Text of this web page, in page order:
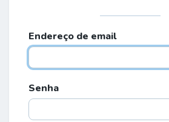
Endereço de email
Senha